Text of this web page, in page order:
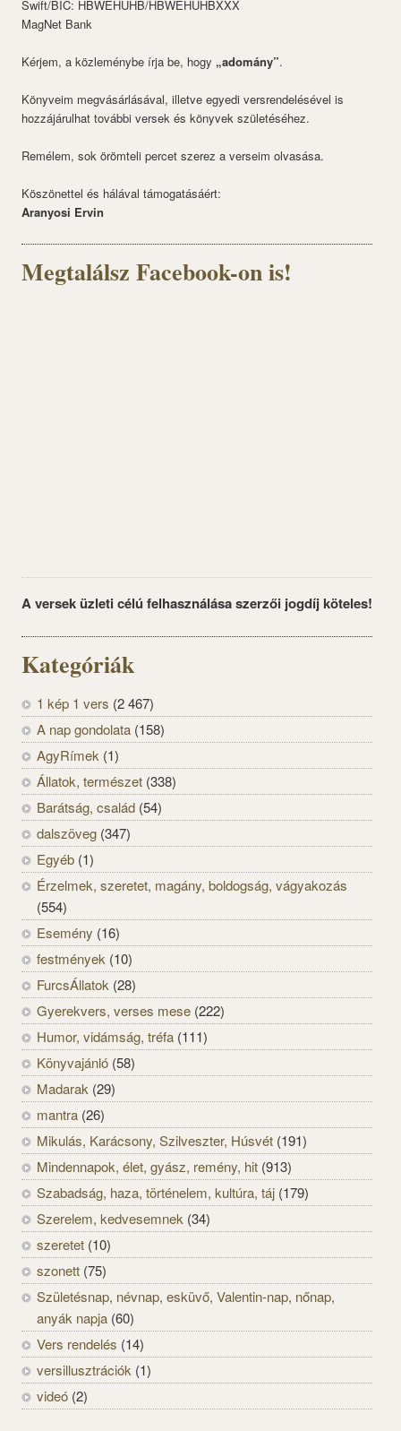
Swift/BIC: HBWEHUHB/HBWEHUHBXXX
MagNet Bank
Kérjem, a közleménybe írja be, hogy „adomány”.
Könyveim megvásárlásával, illetve egyedi versrendelésével is
hozzájárulhat további versek és könyvek születéséhez.
Remélem, sok örömteli percet szerez a verseim olvasása.
Köszönettel és hálával támogatásáért:
Aranyosi Ervin
Megtalálsz Facebook-on is!
A versek üzleti célú felhasználása szerzői jogdíj köteles!
Kategóriák
1 kép 1 vers (2 467)
A nap gondolata (158)
AgyRímek (1)
Állatok, természet (338)
Barátság, család (54)
dalszöveg (347)
Egyéb (1)
Érzelmek, szeretet, magány, boldogság, vágyakozás
(554)
Esemény (16)
festmények (10)
FurcsÁllatok (28)
Gyerekvers, verses mese (222)
Humor, vidámság, tréfa (111)
Könyvajánló (58)
Madarak (29)
mantra (26)
Mikulás, Karácsony, Szilveszter, Húsvét (191)
Mindennapok, élet, gyász, remény, hit (913)
Szabadság, haza, történelem, kultúra, táj (179)
Szerelem, kedvesemnek (34)
szeretet (10)
szonett (75)
Születésnap, névnap, esküvő, Valentin-nap, nőnap,
anyák napja (60)
Vers rendelés (14)
versillusztrációk (1)
videó (2)